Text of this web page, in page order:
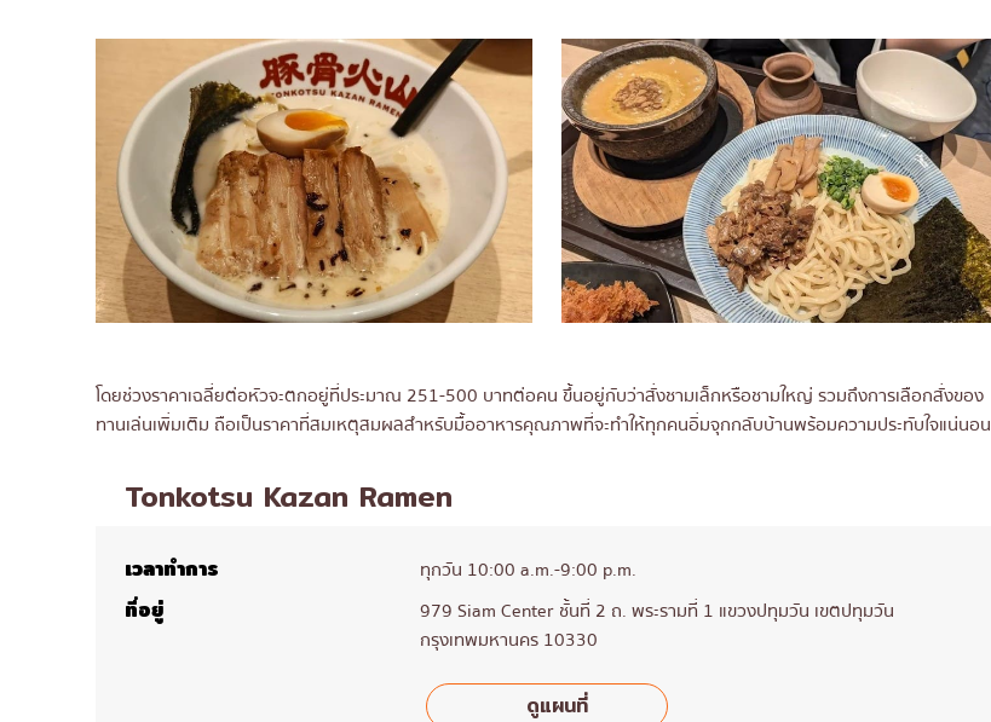
โดยช่วงราคาเฉลี่ยต่อหัวจะตกอยู่ที่ประมาณ 251-500 บาทต่อคน ขึ้นอยู่กับว่าสั่งชามเล็กหรือชามใหญ่ รวมถึงการเลือกสั่งของ
ทานเล่นเพิ่มเติม ถือเป็นราคาที่สมเหตุสมผลสำหรับมื้ออาหารคุณภาพที่จะทำให้ทุกคนอิ่มจุกกลับบ้านพร้อมความประทับใจแน่นอน
Tonkotsu Kazan Ramen
เวลาทำการ ทุกวัน 10:00 a.m.-9:00 p.m.
ที่อยู่
979 Siam Center ชั้นที่ 2 ถ. พระรามที่ 1 แขวงปทุมวัน เขตปทุมวัน
กรุงเทพมหานคร 10330
ดูแผนที่